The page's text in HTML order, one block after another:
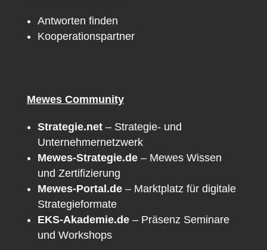
Antworten finden
Kooperationspartner
Mewes Community
Strategie.net– Strategie- und
Unternehmernetzwerk
Mewes-Strategie.de– Mewes Wissen
und Zertifizierung
Mewes-Portal.de– Marktplatz für digitale
Strategieformate
EKS-Akademie.de– Präsenz Seminare
und Workshops